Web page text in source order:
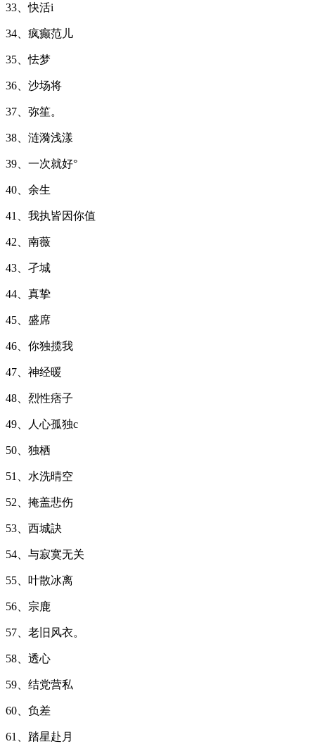
33、快活i
34、疯癫范儿
35、怯梦
36、沙场将
37、弥笙。
38、涟漪浅漾
39、一次就好°
40、余生
41、我执皆因你值
42、南薇
43、孑城
44、真挚
45、盛席
46、你独揽我
47、神经暖
48、烈性痞子
49、人心孤独c
50、独栖
51、水洗晴空
52、掩盖悲伤
53、西城訣
54、与寂寞无关
55、叶散冰离
56、宗鹿
57、老旧风衣。
58、透心
59、结党营私
60、负差
61、踏星赴月